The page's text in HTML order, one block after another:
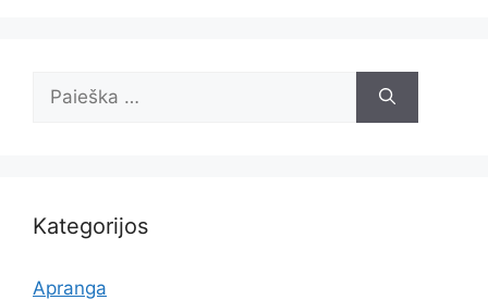
Kategorijos
Apranga